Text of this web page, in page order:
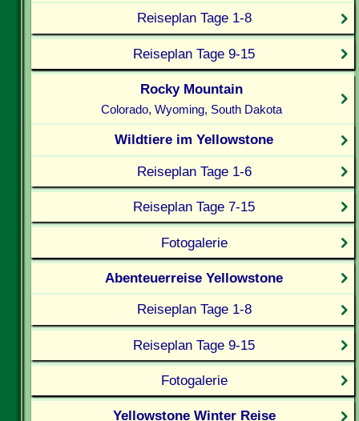
Reiseplan Tage 1-8
Reiseplan Tage 9-15
Rocky Mountain
Colorado, Wyoming, South Dakota
Wildtiere im Yellowstone
Reiseplan Tage 1-6
Reiseplan Tage 7-15
Fotogalerie
Abenteuerreise Yellowstone
Reiseplan Tage 1-8
Reiseplan Tage 9-15
Fotogalerie
Yellowstone Winter Reise